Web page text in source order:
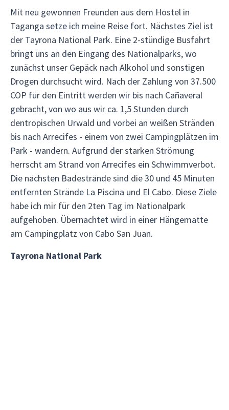
Mit neu gewonnen Freunden aus dem Hostel in
Taganga setze ich meine Reise fort. Nächstes Ziel ist
der Tayrona National Park. Eine 2-stündige Busfahrt
bringt uns an den Eingang des Nationalparks, wo
zunächst unser Gepäck nach Alkohol und sonstigen
Drogen durchsucht wird. Nach der Zahlung von 37.500
COP für den Eintritt werden wir bis nach Cañaveral
gebracht, von wo aus wir ca. 1,5 Stunden durch
dentropischen Urwald und vorbei an weißen Stränden
bis nach Arrecifes - einem von zwei Campingplätzen im
Park - wandern. Aufgrund der starken Strömung
herrscht am Strand von Arrecifes ein Schwimmverbot.
Die nächsten Badestrände sind die 30 und 45 Minuten
entfernten Strände La Piscina und El Cabo. Diese Ziele
habe ich mir für den 2ten Tag im Nationalpark
aufgehoben. Übernachtet wird in einer Hängematte
am Campingplatz von Cabo San Juan.
Tayrona National Park